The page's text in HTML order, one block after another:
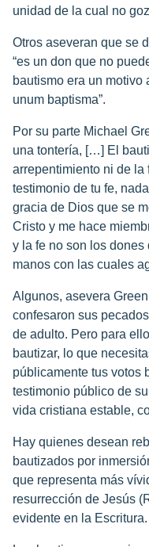
unidad de la cual no
Otros aseveran que se
“es un don que no
bautismo era un motivo
unum baptisma”.
Por su parte Michael
una tontería, […] El
arrepentimiento ni de la
testimonio de tu fe,
gracia de Dios que se
Cristo y me hace
y la fe no son los
manos con las cuales
Algunos, asevera
confesaron sus
de adulto. Pero para
bautizar, lo que
públicamente tus votos
testimonio público de
vida cristiana estable,
Hay quienes desean
bautizados por
que representa más
resurrección de Jesús
evidente en la Escritura.